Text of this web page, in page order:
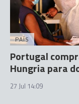
PAÍS
Portugal
Hungria para
27 Jul 14:09